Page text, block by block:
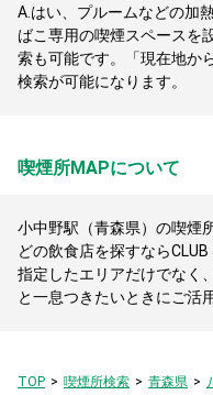
A. はい、プルームなどの加
ばこ専用の喫煙スペースを
索も可能です。「現在地か
検索が可能になります。
喫煙所MAPについて
小中野駅（青森県）の喫煙
どの飲食店を探すならCLUB
指定したエリアだけでなく
と一息つきたいときにご活
TOP 喫煙所検索 青森県